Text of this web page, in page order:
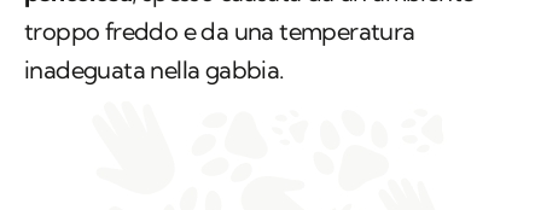
troppo freddo e da una temperatura
inadeguata nella gabbia.